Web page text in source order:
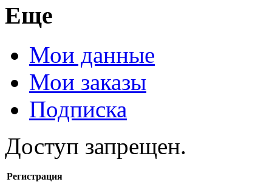
Еще
Мои данные
Мои заказы
Подписка
Доступ запрещен.
Регистрация